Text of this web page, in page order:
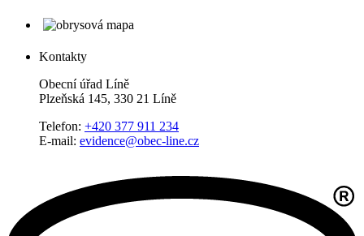
Kontakty
Obecní úřad Líně
Plzeňská 145, 330 21 Líně
Telefon: +420 377 911 234
E-mail: evidence@obec-line.cz